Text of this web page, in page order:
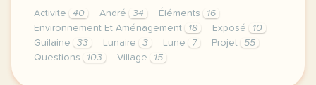
Activite 40 André 34 Éléments
16
Environnement Et Aménagement
18 Exposé
10
Guilaine
33 Lunaire 3 Lune 7 Projet
55
Questions
103 Village 15
theme environnement et amenagement duree